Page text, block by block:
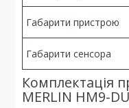
Габарити пристрою
Габарити сенсора
Комплектація
MERLIN HM9-